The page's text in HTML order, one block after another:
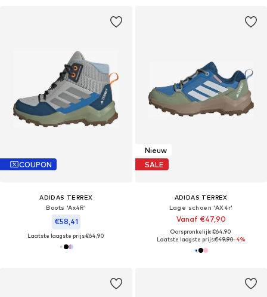
COUPON
ADIDAS TERREX
Boots 'Ax4R'
€58,41
Laatste laagste prijs:€64,90
Nieuw
SALE
ADIDAS TERREX
Lage schoen 'AX4r'
Vanaf €47,90
Oorspronkelijk: €64,90
Laatste laagste prijs:€49,90-4%